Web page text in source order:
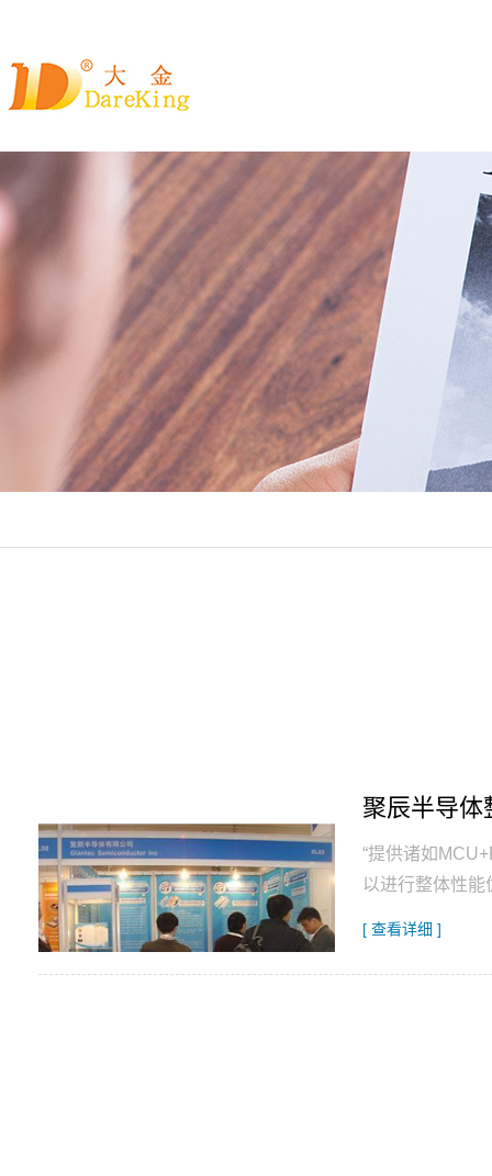
聚辰半导体
“提供诸如
以进行整体性
[ 查看详细 ]